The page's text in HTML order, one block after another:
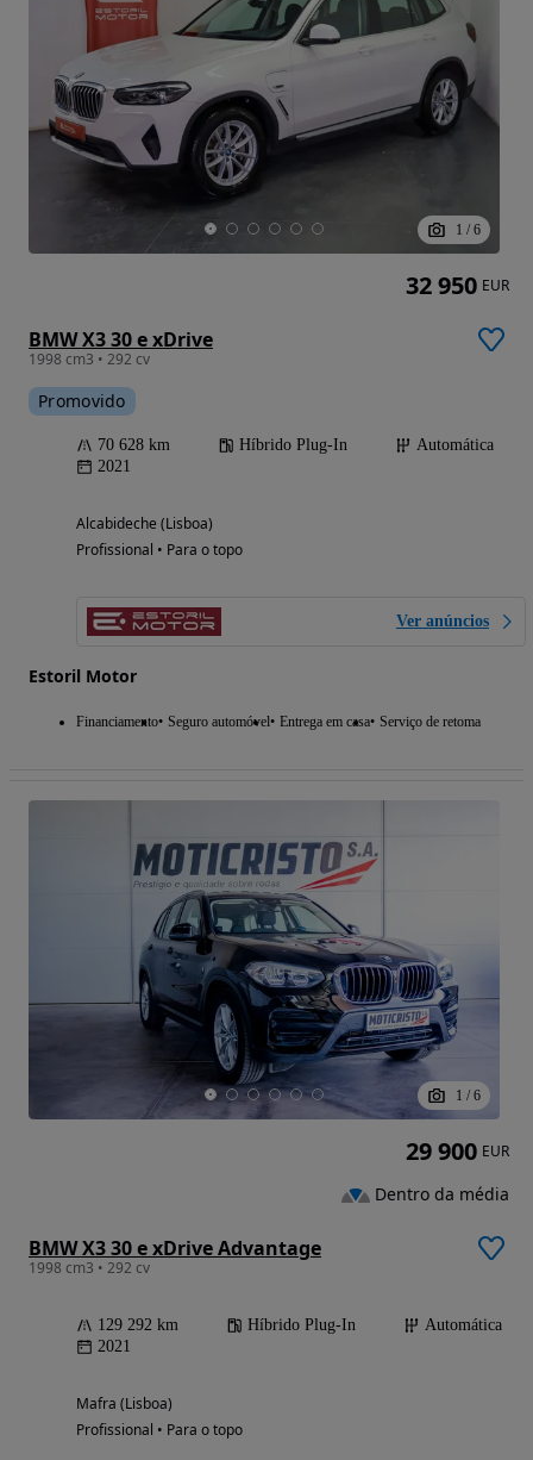
1 / 6
BMW X3 30 e xDrive
1998 cm3 • 292 cv
Promovido
70 628 km Híbrido Plug-In
Automática
2021
Alcabideche (Lisboa)
Profissional • Para o topo
Ver anúncios
Estoril Motor
Financiamento Seguro automóvel Entrega em casa Serviço de retoma
32 950 EUR
1 / 6
BMW X3 30 e xDrive Advantage
1998 cm3 • 292 cv
129 292 km Híbrido Plug-In
Automática
2021
Mafra (Lisboa)
Profissional • Para o topo
29 900 EUR
Dentro da média